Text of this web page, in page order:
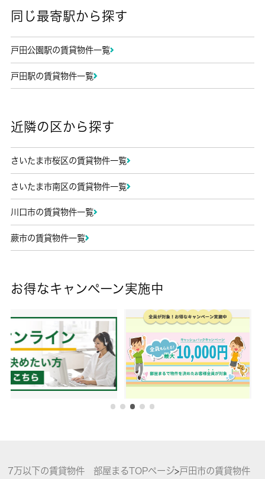
同じ最寄駅から探す
戸田公園駅の賃貸物件一覧
戸田駅の賃貸物件一覧
近隣の区から探す
さいたま市桜区の賃貸物件一覧
さいたま市南区の賃貸物件一覧
川口市の賃貸物件一覧
蕨市の賃貸物件一覧
お得なキャンペーン実施中
7万以下の賃貸物件 部屋まるTOPページ>戸田市の賃貸物件